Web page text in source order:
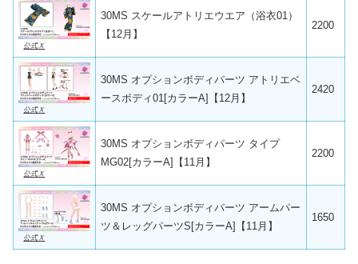
公式Ｘ
30MS スケールアトリエウエア（浴衣01）
【12月】
2200
公式Ｘ
30MS オプションボディパーツ アトリエベ
ースボディ01[カラーA]【12月】
2420
公式Ｘ
30MS オプションボディパーツ タイプ
MG02[カラーA]【11月】
2200
公式Ｘ
30MS オプションボディパーツ アームパー
ツ＆レッグパーツS[カラーA]【11月】
1650